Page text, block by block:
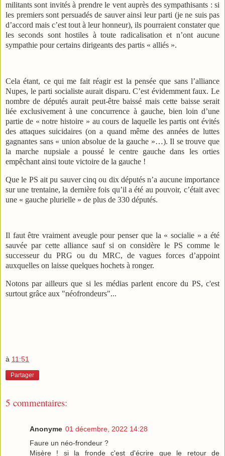
militants sont invités à prendre le vent auprès des sympathisants : si
les premiers sont persuadés de sauver ainsi leur parti (je ne suis pas
d’accord mais c’est tout à leur honneur), ils pourraient constater que
les seconds sont hostiles à toute radicalisation et n’ont aucune
sympathie pour certains dirigeants des partis « alliés ».
Cela étant, ce qui me fait réagir est la pensée que sans l’alliance
Nupes, le parti socialiste aurait disparu. C’est évidemment faux. Le
nombre de députés aurait peut-être baissé mais cette baisse serait
liée exclusivement à une concurrence à gauche, bien loin d’une
partie de « notre histoire » au cours de laquelle les partis ont évités
des attaques suicidaires (on a quand même des années de luttes
gagnantes sans « union absolue de la gauche »…). Il se trouve que
la marche nupsiale a poussé le centre gauche dans les orties
empêchant ainsi toute victoire de la gauche !
Que le PS ait pu sauver cinq ou dix députés n’a aucune importance
sur une trentaine, la dernière fois qu’il a été au pouvoir, c’était avec
une « gauche plurielle » de plus de 330 députés.
Il faut être vraiment aveugle pour penser que la « socialie » a été
sauvée par cette alliance sauf si on considère le PS comme le
successeur du PRG ou du MRC, de vagues forces d’appoint
auxquelles on laisse quelques hochets à ronger.
Notons par ailleurs que si les médias parlent encore du PS, c'est
surtout grâce aux "néofrondeurs"...
à 11:51
Partager
5 commentaires:
Anonyme 01 décembre, 2022 14:28
Faure un néo-frondeur ?
Misère ! si la fronde c'est d'écrire que le retour de